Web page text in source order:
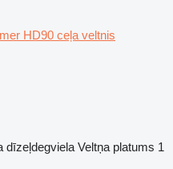
HD90 ceļa veltnis
dīzeļdegviela Veltņa platums 1